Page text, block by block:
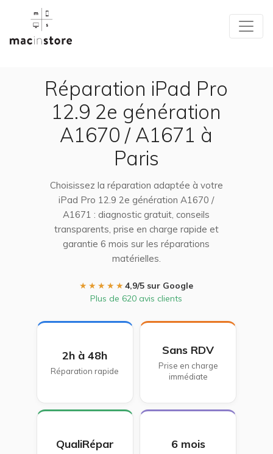
Réparation iPad Pro
12.9 2e génération
A1670 / A1671 à
Paris
Choisissez la réparation adaptée à votre
iPad Pro 12.9 2e génération A1670 /
A1671 : diagnostic gratuit, conseils
transparents, prise en charge rapide et
garantie 6 mois sur les réparations
matérielles.
★★★★★4,9/5 sur Google
Plus de 620 avis clients
2h à 48h
Réparation rapide
Sans RDV
Prise en charge
immédiate
QualiRépar 6 mois